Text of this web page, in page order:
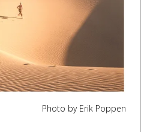
Photo by Erik Poppen